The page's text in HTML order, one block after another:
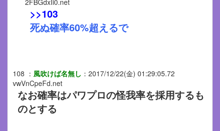
2FBGdxIi0.net
>>103
死ぬ確率60%超えるで
108 ： 風吹けば名無し ： 2017/12/22(金) 01:29:05.72
vwVnCpeFd.net
なお確率はパワプロの怪我率を採用するも
のとする